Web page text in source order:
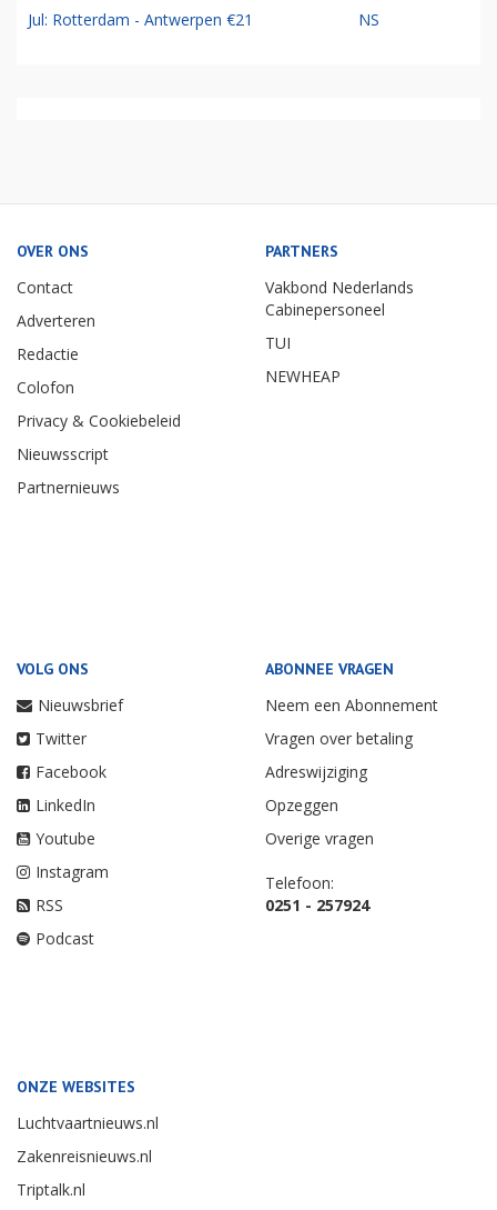
Jul: Rotterdam - Antwerpen €21 NS
OVER ONS
Contact
Adverteren
Redactie
Colofon
Privacy & Cookiebeleid
Nieuwsscript
Partnernieuws
PARTNERS
Vakbond Nederlands
Cabinepersoneel
TUI
NEWHEAP
VOLG ONS
Nieuwsbrief
Twitter
Facebook
LinkedIn
Youtube
Instagram
RSS
Podcast
ABONNEE VRAGEN
Neem een Abonnement
Vragen over betaling
Adreswijziging
Opzeggen
Overige vragen
Telefoon:
0251 - 257924
ONZE WEBSITES
Luchtvaartnieuws.nl
Zakenreisnieuws.nl
Triptalk.nl